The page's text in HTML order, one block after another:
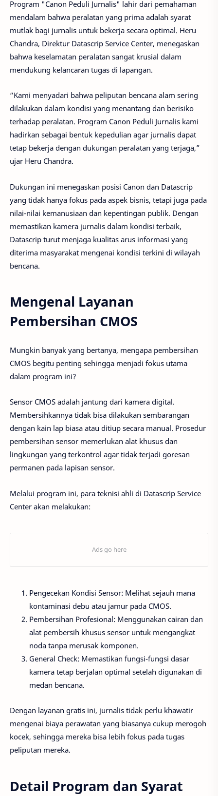
Program "Canon Peduli Jurnalis" lahir dari pemahaman
mendalam bahwa peralatan yang prima adalah syarat
mutlak bagi jurnalis untuk bekerja secara optimal. Heru
Chandra, Direktur Datascrip Service Center, menegaskan
bahwa keselamatan peralatan sangat krusial dalam
mendukung kelancaran tugas di lapangan.
“Kami menyadari bahwa peliputan bencana alam sering
dilakukan dalam kondisi yang menantang dan berisiko
terhadap peralatan. Program Canon Peduli Jurnalis kami
hadirkan sebagai bentuk kepedulian agar jurnalis dapat
tetap bekerja dengan dukungan peralatan yang terjaga,”
ujar Heru Chandra.
Dukungan ini menegaskan posisi Canon dan Datascrip
yang tidak hanya fokus pada aspek bisnis, tetapi juga pada
nilai-nilai kemanusiaan dan kepentingan publik. Dengan
memastikan kamera jurnalis dalam kondisi terbaik,
Datascrip turut menjaga kualitas arus informasi yang
diterima masyarakat mengenai kondisi terkini di wilayah
bencana.
Mengenal Layanan
Pembersihan CMOS
Mungkin banyak yang bertanya, mengapa pembersihan
CMOS begitu penting sehingga menjadi fokus utama
dalam program ini?
Sensor CMOS adalah jantung dari kamera digital.
Membersihkannya tidak bisa dilakukan sembarangan
dengan kain lap biasa atau ditiup secara manual. Prosedur
pembersihan sensor memerlukan alat khusus dan
lingkungan yang terkontrol agar tidak terjadi goresan
permanen pada lapisan sensor.
Melalui program ini, para teknisi ahli di Datascrip Service
Center akan melakukan:
Pengecekan Kondisi Sensor: Melihat sejauh mana
kontaminasi debu atau jamur pada CMOS.
Pembersihan Profesional: Menggunakan cairan dan
alat pembersih khusus sensor untuk mengangkat
noda tanpa merusak komponen.
General Check: Memastikan fungsi-fungsi dasar
kamera tetap berjalan optimal setelah digunakan di
medan bencana.
Dengan layanan gratis ini, jurnalis tidak perlu khawatir
mengenai biaya perawatan yang biasanya cukup merogoh
kocek, sehingga mereka bisa lebih fokus pada tugas
peliputan mereka.
Detail Program dan Syarat